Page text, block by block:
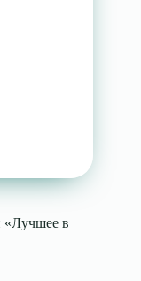
«Лучшее в